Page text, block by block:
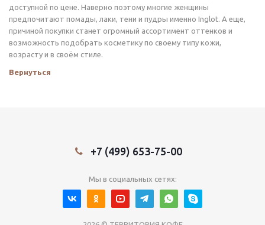
доступной по цене. Наверно поэтому многие женщины
предпочитают помады, лаки, тени и пудры именно Inglot. А еще,
причиной покупки станет огромный ассортимент оттенков и
возможность подобрать косметику по своему типу кожи,
возрасту и в своём стиле.
Вернуться
+7 (499) 653-75-00
Мы в социальных сетях: